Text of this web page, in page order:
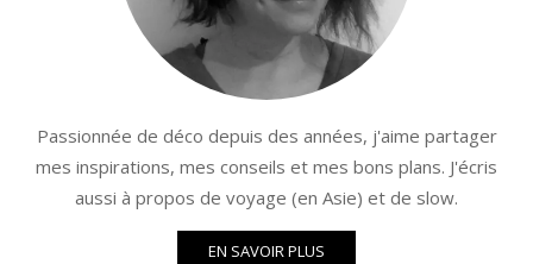
Passionnée de déco depuis des années, j'aime partager
mes inspirations, mes conseils et mes bons plans. J'écris
aussi à propos de voyage (en Asie) et de slow.
EN SAVOIR PLUS